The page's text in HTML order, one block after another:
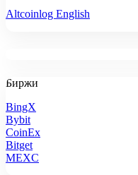
Altcoinlog English
Биржи
BingX
Bybit
CoinEx
Bitget
MEXC